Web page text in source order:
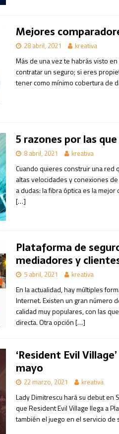
Mejores
28 abril, 2021 kreativa
Más de una vez te habrás visto
contratar un seguro; si eres
tener como mínimo cobertura de
5 razones por las
8 abril, 2021 kreativa
Cuando quieres construir una
altas velocidades y conexiones
a dudas: la fibra óptica es la
[…]
Plataforma de
mediadores y
5 abril, 2021 kreativa
En la actualidad, hay múltiples
Internet. Existen un gran número
calidad muy populares, con las
directa. Otra opción[…]
‘Resident Evil
mayo
22 marzo, 2021 kreativa
Lady Dimitrescu hará su debut en
que Resident Evil Village llega a
también el juego en el servicio de